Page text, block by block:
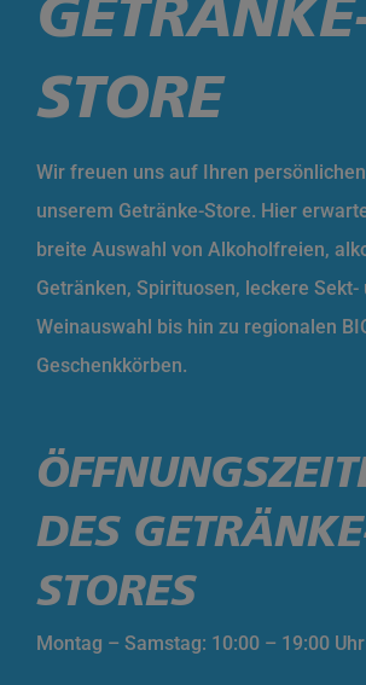
STORE
Wir freuen uns auf Ihren
unserem Getränke-Store. Hier
breite Auswahl von Alkoholfreien,
Getränken, Spirituosen, leckere Sekt-
Weinauswahl bis hin zu regionalen
Geschenkkörben.
DES
STORES
Montag – Samstag: 10:00 – 19:00 Uhr